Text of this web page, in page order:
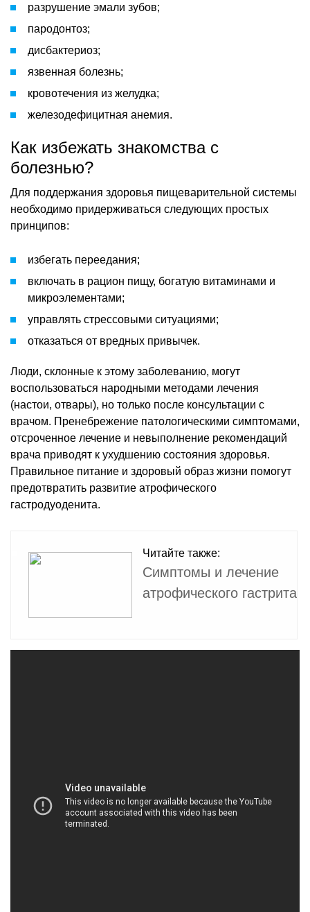
разрушение эмали зубов;
пародонтоз;
дисбактериоз;
язвенная болезнь;
кровотечения из желудка;
железодефицитная анемия.
Как избежать знакомства с
болезнью?
Для поддержания здоровья пищеварительной системы
необходимо придерживаться следующих простых
принципов:
избегать переедания;
включать в рацион пищу, богатую витаминами и
микроэлементами;
управлять стрессовыми ситуациями;
отказаться от вредных привычек.
Люди, склонные к этому заболеванию, могут
воспользоваться народными методами лечения
(настои, отвары), но только после консультации с
врачом. Пренебрежение патологическими симптомами,
отсроченное лечение и невыполнение рекомендаций
врача приводят к ухудшению состояния здоровья.
Правильное питание и здоровый образ жизни помогут
предотвратить развитие атрофического
гастродуоденита.
Читайте также:
Симптомы и лечение
атрофического гастрита